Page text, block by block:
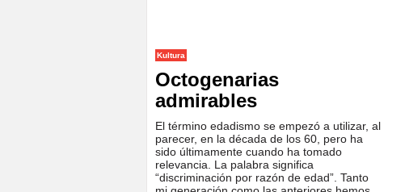
Kultura
Octogenarias
admirables
El término edadismo se empezó a utilizar, al
parecer, en la década de los 60, pero ha
sido últimamente cuando ha tomado
relevancia. La palabra significa
“discriminación por razón de edad”. Tanto